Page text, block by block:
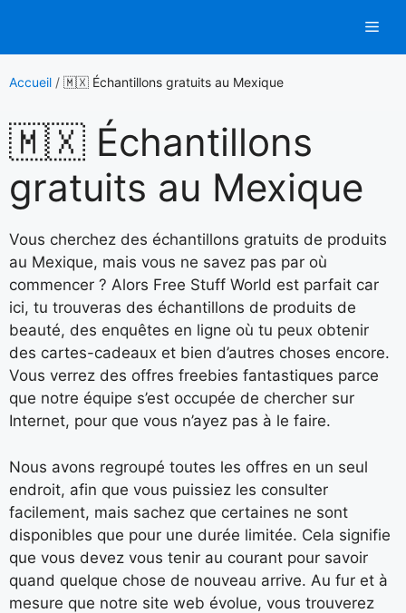
contenu
Accueil / 🇲🇽 Échantillons gratuits au Mexique
🇲🇽 Échantillons
gratuits au Mexique
Vous cherchez des échantillons gratuits de produits
au Mexique, mais vous ne savez pas par où
commencer ? Alors Free Stuff World est parfait car
ici, tu trouveras des échantillons de produits de
beauté, des enquêtes en ligne où tu peux obtenir
des cartes-cadeaux et bien d’autres choses encore.
Vous verrez des offres freebies fantastiques parce
que notre équipe s’est occupée de chercher sur
Internet, pour que vous n’ayez pas à le faire.
Nous avons regroupé toutes les offres en un seul
endroit, afin que vous puissiez les consulter
facilement, mais sachez que certaines ne sont
disponibles que pour une durée limitée. Cela signifie
que vous devez vous tenir au courant pour savoir
quand quelque chose de nouveau arrive. Au fur et à
mesure que notre site web évolue, vous trouverez